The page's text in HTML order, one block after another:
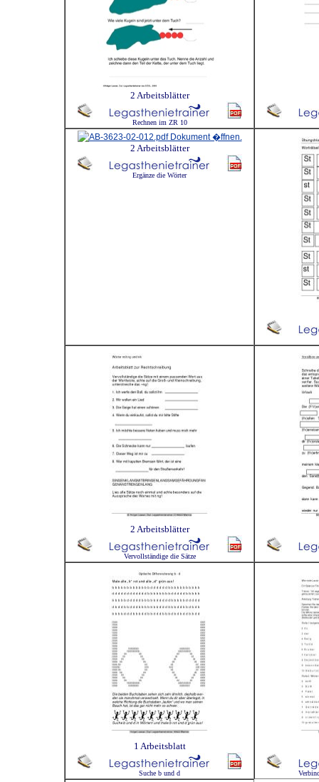
2 Arbeitsblätter
Rechnen im ZR 10
2 Arbeitsblätter
Ergänze die Wörter
2 Arbeitsblätter
Vervollständige die Sätze
1 Arbeitsblatt
Suche b und d